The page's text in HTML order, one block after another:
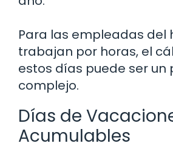
Para las empleadas del
trabajan por horas, el
estos días puede ser un
complejo.
Días de
Acumulables